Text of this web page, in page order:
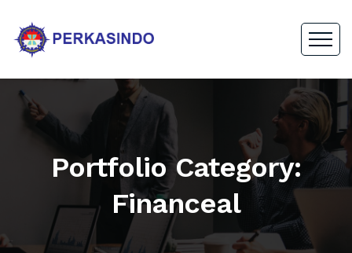
Portfolio Category:
Financeal